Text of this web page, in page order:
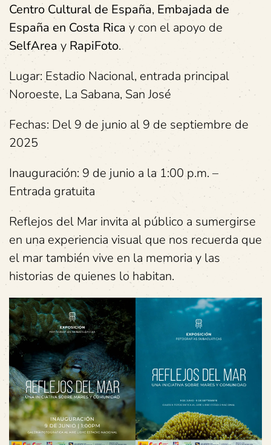
Centro Cultural de España, Embajada de
España en Costa Rica y con el apoyo de
SelfArea y RapiFoto.
Lugar: Estadio Nacional, entrada principal
Noroeste, La Sabana, San José
Fechas: Del 9 de junio al 9 de septiembre de
2025
Inauguración: 9 de junio a la 1:00 p.m. –
Entrada gratuita
Reflejos del Mar invita al público a sumergirse
en una experiencia visual que nos recuerda que
el mar también vive en la memoria y las
historias de quienes lo habitan.